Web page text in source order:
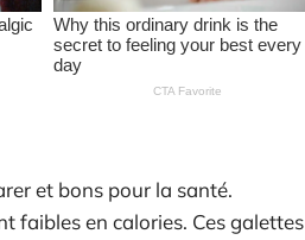
et bons pour la santé.
faibles en calories. Ces galettes